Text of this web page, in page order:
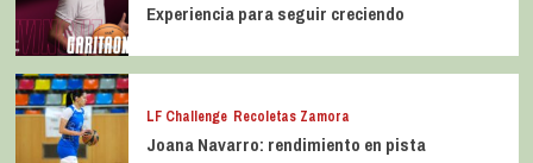
Experiencia para seguir creciendo
LF Challenge Recoletas Zamora
Joana Navarro: rendimiento en pista